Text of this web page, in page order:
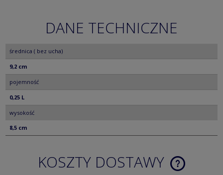
DANE TECHNICZNE
średnica ( bez ucha)
9,2 cm
pojemność
0,25 L
wysokość
8,5 cm
KOSZTY DOSTAWY
CENA NIE